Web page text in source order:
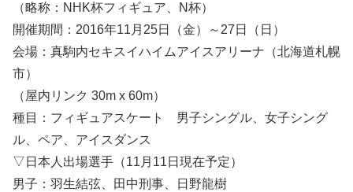
（略称：NHK杯フィギュア、N杯）
開催期間：2016年11月25日（金）～27日（日）
会場：真駒内セキスイハイムアイスアリーナ（北海道札幌
市）
（屋内リンク 30m x 60m）
種目：フィギュアスケート 男子シングル、女子シング
ル、ペア、アイスダンス
▽日本人出場選手（11月11日現在予定）
男子：羽生結弦、田中刑事、日野龍樹